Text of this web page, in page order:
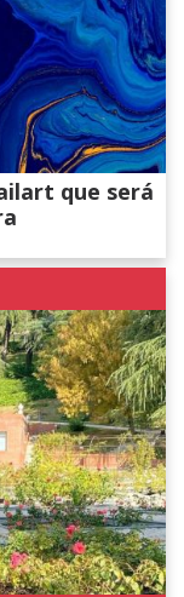
que será